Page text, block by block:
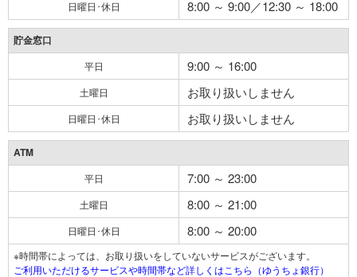
日曜日･休日 8:00 ～ 9:00／12:30 ～ 18:00
貯金窓口
平日 9:00 ～ 16:00
土曜日 お取り扱いしません
日曜日･休日 お取り扱いしません
ATM
平日 7:00 ～ 23:00
土曜日 8:00 ～ 21:00
日曜日･休日 8:00 ～ 20:00
※時間帯によっては、お取り扱いをしていないサービスがございます。
ご利用いただけるサービスや時間帯など詳しくはこちら（ゆうちょ銀行）